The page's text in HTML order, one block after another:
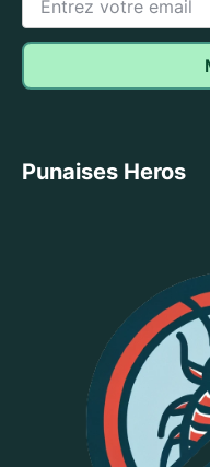
Punaises Heros